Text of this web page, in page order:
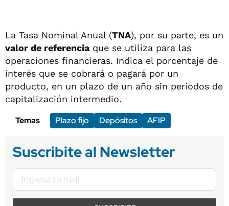
La Tasa Nominal Anual (TNA), por su parte, es un
valor de referenciaque se utiliza para las
operaciones financieras. Indica el porcentaje de
interés que se cobrará o pagará por un
producto, en un plazo de un año sin períodos de
capitalización intermedio.
Temas
Plazo fijo Depósitos AFIP
Suscribite al Newsletter